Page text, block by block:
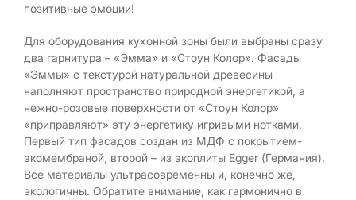
позитивные эмоции!
Для оборудования кухонной зоны были выбраны сразу
два гарнитура – «Эмма» и «Стоун Колор». Фасады
«Эммы» с текстурой натуральной древесины
наполняют пространство природной энергетикой, а
нежно-розовые поверхности от «Стоун Колор»
«приправляют» эту энергетику игривыми нотками.
Первый тип фасадов создан из МДФ с покрытием-
экомембраной, второй – из экоплиты Egger (Германия).
Все материалы ультрасовременны и, конечно же,
экологичны. Обратите внимание, как гармонично в